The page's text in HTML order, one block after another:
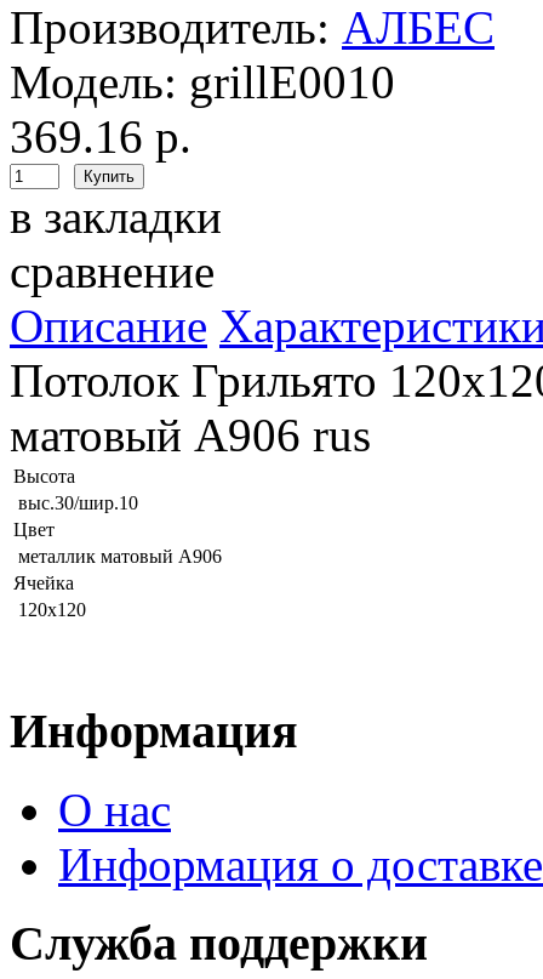
Производитель: АЛБЕС
Модель: grillE0010
369.16 р.
в закладки
сравнение
Описание
Потолок Грильято
матовый А906 rus
Высота
выс.30/шир.10
Цвет
металлик матовый А906
Ячейка
120х120
Информация
О нас
Информация о доставке
Служба поддержки